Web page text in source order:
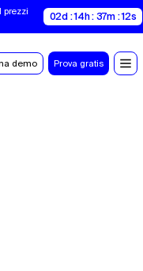
prezzi
02d : 14h : 37m : 12s
demo Prova gratis